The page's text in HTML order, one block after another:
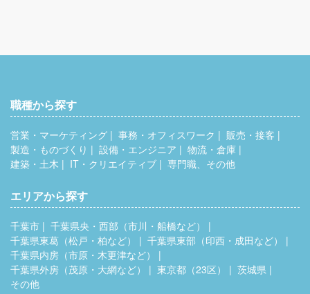
職種から探す
営業・マーケティング 事務・オフィスワーク
販売・接客
製造・ものづくり
設備・エンジニア
物流・倉庫
建築・土木
IT・クリエイティブ 専門職、その他
エリアから探す
千葉市
千葉県央・西部（市川・船橋など）
千葉県東葛（松戸・柏など）
千葉県東部（印西・成田など）
千葉県内房（市原・木更津など）
千葉県外房（茂原・大網など）
東京都（23区）
茨城県
その他